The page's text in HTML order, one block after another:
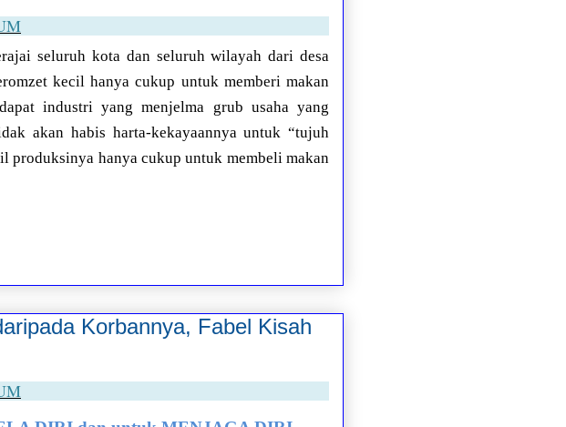
seluruh kota dan seluruh wilayah dari desa
kecil hanya cukup untuk memberi makan
industri yang menjelma grub usaha yang
akan habis harta-kekayaannya untuk “tujuh
produksinya hanya cukup untuk membeli makan
Korbannya, Fabel Kisah